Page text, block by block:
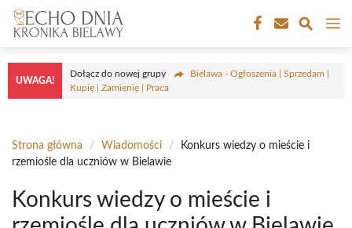
Przejdź
treści
UWAGA!
Dołącz do nowej grupy
Bielawa - Ogłoszenia | Sprzedam |
Kupię | Zamienię | Praca
Strona główna / Wiadomości /
Konkurs wiedzy o mieście i
rzemiośle dla uczniów w Bielawie
Konkurs wiedzy o mieście i